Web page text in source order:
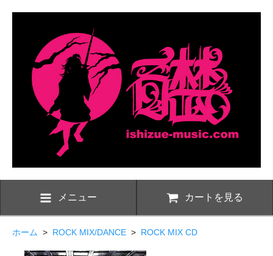
メニュー カートを見る
ホーム > ROCK MIX/DANCE > ROCK MIX CD